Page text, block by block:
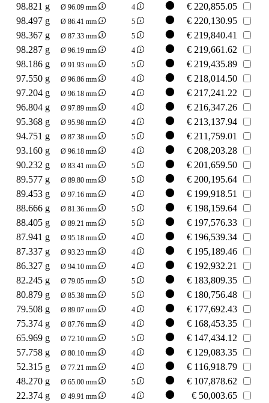
98.821 g
Ø 96.09 mm 4 € 220,855.05
98.497 g
Ø 86.41 mm 5 € 220,130.95
98.367 g
Ø 87.33 mm 5 € 219,840.41
98.287 g
Ø 96.19 mm 4 € 219,661.62
98.186 g
Ø 91.93 mm 5 € 219,435.89
97.550 g
Ø 96.86 mm 4 € 218,014.50
97.204 g
Ø 96.18 mm 4 € 217,241.22
96.804 g
Ø 97.89 mm 4 € 216,347.26
95.368 g
Ø 95.98 mm 4 € 213,137.94
94.751 g
Ø 87.38 mm 5 € 211,759.01
93.160 g
Ø 96.18 mm 4 € 208,203.28
90.232 g
Ø 83.41 mm 5 € 201,659.50
89.577 g
Ø 89.80 mm 5 € 200,195.64
89.453 g
Ø 97.16 mm 4 € 199,918.51
88.666 g
Ø 81.36 mm 5 € 198,159.64
88.405 g
Ø 89.21 mm 5 € 197,576.33
87.941 g
Ø 95.18 mm 4 € 196,539.34
87.337 g
Ø 93.23 mm 4 € 195,189.46
86.327 g
Ø 94.10 mm 4 € 192,932.21
82.245 g
Ø 79.05 mm 5 € 183,809.35
80.879 g
Ø 85.38 mm 5 € 180,756.48
79.508 g
Ø 89.07 mm 4 € 177,692.43
75.374 g
Ø 87.76 mm 4 € 168,453.35
65.969 g
Ø 72.10 mm 5 € 147,434.12
57.758 g
Ø 80.10 mm 4 € 129,083.35
52.315 g
Ø 77.21 mm 4 € 116,918.79
48.270 g
Ø 65.00 mm 5 € 107,878.62
22.374 g
Ø 49.91 mm 4 € 50,003.65